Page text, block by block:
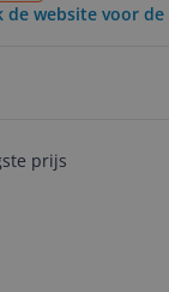
de website voor
prijs